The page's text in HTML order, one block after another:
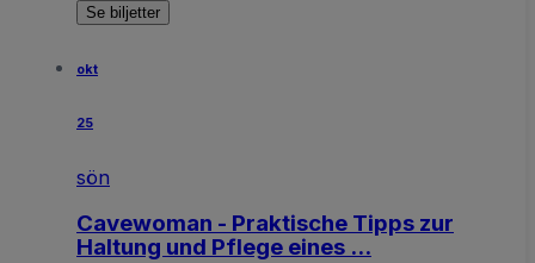
Se biljetter
okt
25
sön
Cavewoman - Praktische Tipps zur
Haltung und Pflege eines ...